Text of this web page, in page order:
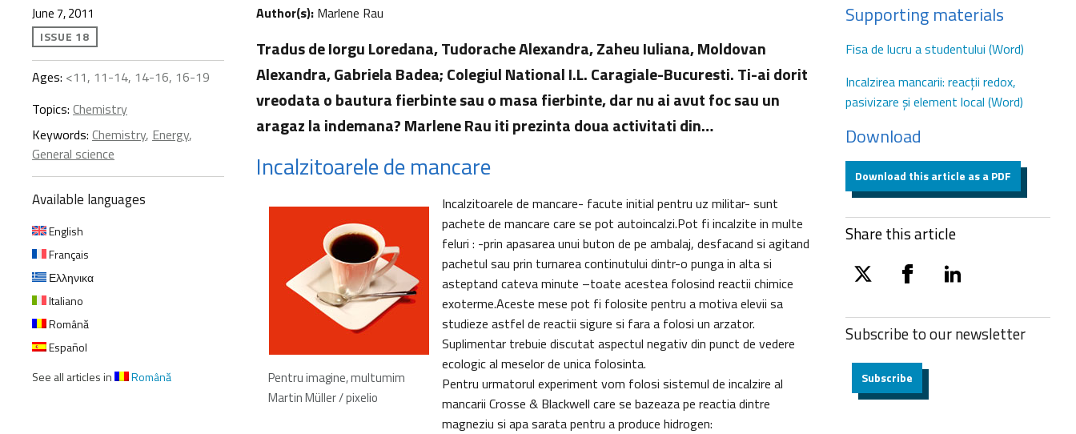
June 7, 2011
ISSUE 18
Ages: <11, 11-14, 14-16, 16-19
Topics: Chemistry
Keywords: Chemistry, Energy,
General science
Available languages
English
Français
Ελληνικα
Italiano
Română
Español
See all articles in
Română
Author(s): Marlene Rau
Tradus de Iorgu Loredana, Tudorache Alexandra, Zaheu Iuliana, Moldovan
Alexandra, Gabriela Badea; Colegiul National I.L. Caragiale-Bucuresti. Ti-ai dorit
vreodata o bautura fierbinte sau o masa fierbinte, dar nu ai avut foc sau un
aragaz la indemana? Marlene Rau iti prezinta doua activitati din…
Incalzitoarele de mancare
Pentru imagine, multumim
Martin Müller / pixelio
Incalzitoarele de mancare- facute initial pentru uz militar- sunt
pachete de mancare care se pot autoincalzi.Pot fi incalzite in multe
feluri : -prin apasarea unui buton de pe ambalaj, desfacand si agitand
pachetul sau prin turnarea continutului dintr-o punga in alta si
asteptand cateva minute –toate acestea folosind reactii chimice
exoterme.Aceste mese pot fi folosite pentru a motiva elevii sa
studieze astfel de reactii sigure si fara a folosi un arzator.
Suplimentar trebuie discutat aspectul negativ din punct de vedere
ecologic al meselor de unica folosinta.
Pentru urmatorul experiment vom folosi sistemul de incalzire al
mancarii Crosse & Blackwell care se bazeaza pe reactia dintre
magneziu si apa sarata pentru a produce hidrogen:
Supporting materials
Fisa de lucru a studentului (Word)
Incalzirea mancarii: reacţii redox,
pasivizare şi element local (Word)
Download
Download this article as a PDF
Share this article
twitter facebooklinkedin
Subscribe to ournewsletter
Subscribe